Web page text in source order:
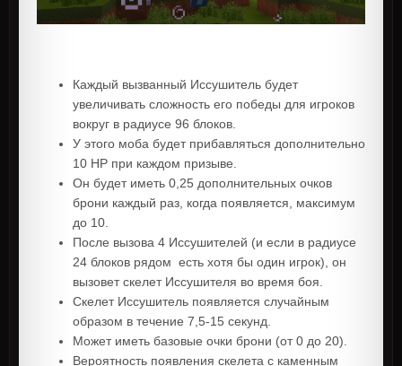
Каждый вызванный Иссушитель будет
увеличивать сложность его победы для игроков
вокруг в радиусе 96 блоков.
У этого моба будет прибавляться дополнительно
10 HP при каждом призыве.
Он будет иметь 0,25 дополнительных очков
брони каждый раз, когда появляется, максимум
до 10.
После вызова 4 Иссушителей (и если в радиусе
24 блоков рядом есть хотя бы один игрок), он
вызовет скелет Иссушителя во время боя.
Скелет Иссушитель появляется случайным
образом в течение 7,5-15 секунд.
Может иметь базовые очки брони (от 0 до 20).
Вероятность появления скелета с каменным